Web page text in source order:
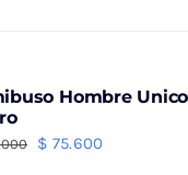
Las
opciones
Hombre
El
$ 75.600